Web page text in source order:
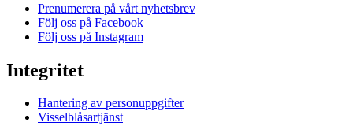
Prenumerera på vårt nyhetsbrev
Följ oss på Facebook
Följ oss på Instagram
Integritet
Hantering av personuppgifter
Visselblåsartjänst